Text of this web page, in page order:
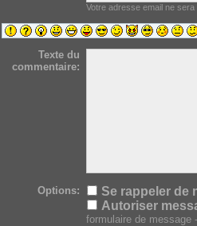
Votre adresse email ne sera
Texte du
commentaire:
Options:
Se rappeler de
Autoriser
formulaire de message